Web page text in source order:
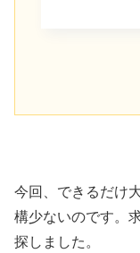
今回、できるだけ
構少ないのです。
探しました。